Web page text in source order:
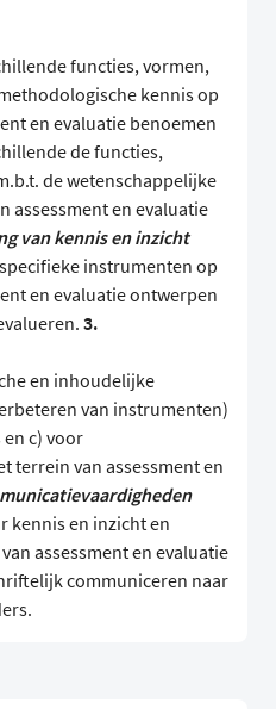
functies, vormen,
kennis op
en evaluatie benoemen
de functies,
de wetenschappelijke
assessment en evaluatie
van kennis en inzicht
instrumenten op
en evaluatie ontwerpen
3.
en inhoudelijke
van instrumenten)
c) voor
terrein van assessment en
kennis en inzicht en
assessment en evaluatie
communiceren naar